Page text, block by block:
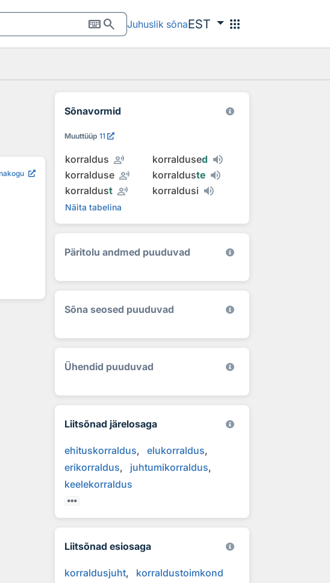
keyboardsearch Juhuslik sõnaEST apps
Sõnavormid
Muuttüüp 11
korraldus record_voice_over korraldused
korralduse record_voice_over korralduste
korraldust record_voice_over korraldusi
Näita tabelina
Päritolu andmed puuduvad
Sõna seosed puuduvad
Ühendid puuduvad
Liitsõnad järelosaga
ehituskorraldus
elukorraldus
erikorraldus
juhtumikorraldus
keelekorraldus
Liitsõnad esiosaga
korraldusjuht korraldustoimkond